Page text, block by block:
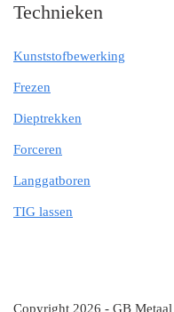
Technieken
Kunststofbewerking
Frezen
Dieptrekken
Forceren
Langgatboren
TIG lassen
Copyright 2026 - GB